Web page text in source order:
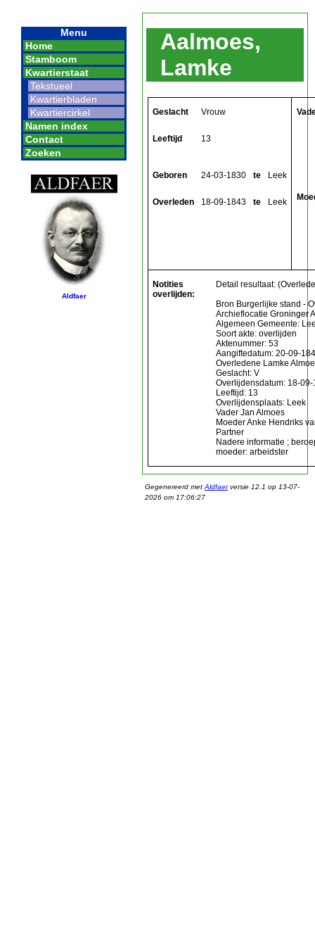
Menu
Home
Stamboom
Kwartierstaat
Tekstueel
Kwartierbladen
Kwartiercirkel
Namen index
Contact
Zoeken
Aldfaer
Aalmoes,
Lamke
Geslacht Vrouw
Leeftijd 13
Geboren 24-03-1830 te Leek
Overleden 18-09-1843 te Leek
Notities
overlijden:
Detail resultaat:
Bron Burgerlijke stand -
Archieflocatie Groninger
Algemeen Gemeente:
Soort akte: overlijden
Aktenummer: 53
Aangiftedatum: 20-09-
Overledene Lamke
Geslacht: V
Overlijdensdatum: 18-
Leeftijd: 13
Overlijdensplaats: Leek
Vader Jan Almoes
Moeder Anke Hendriks
Partner
Nadere informatie ;
moeder: arbeidster
Gegenereerd met Aldfaerversie 12.1 op 13-07-
2026 om 17:06:27